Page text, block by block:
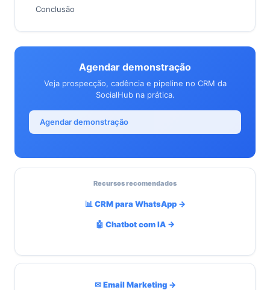
Conclusão
Agendar demonstração
Veja prospecção, cadência e pipeline no CRM da
SocialHub na prática.
Agendar demonstração
Recursos recomendados
📊 CRM para WhatsApp →
🤖 Chatbot com IA →
✉ Email Marketing →